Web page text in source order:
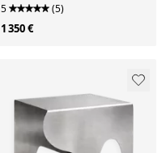
5 (5)
1 350 €